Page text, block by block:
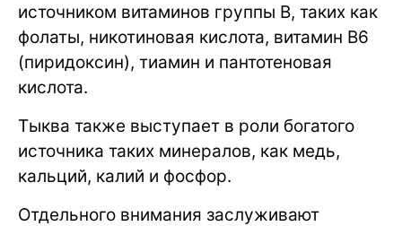
источником витаминов группы B, таких как
фолаты, никотиновая кислота, витамин B6
(пиридоксин), тиамин и пантотеновая
кислота.
Тыква также выступает в роли богатого
источника таких минералов, как медь,
кальций, калий и фосфор.
Отдельного внимания заслуживают